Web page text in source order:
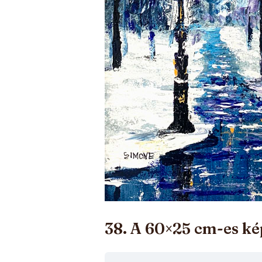
38. A 60×25 cm-es